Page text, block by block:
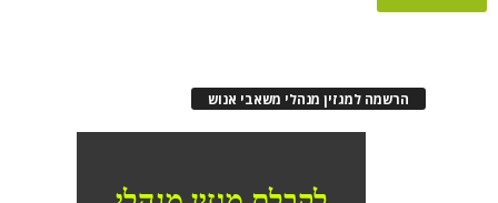
הרשמה למגזין מנהלי משאבי אנוש